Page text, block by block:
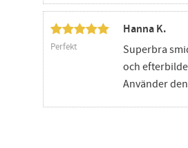
Perfekt
Hanna K.
Superbra
och
Använder